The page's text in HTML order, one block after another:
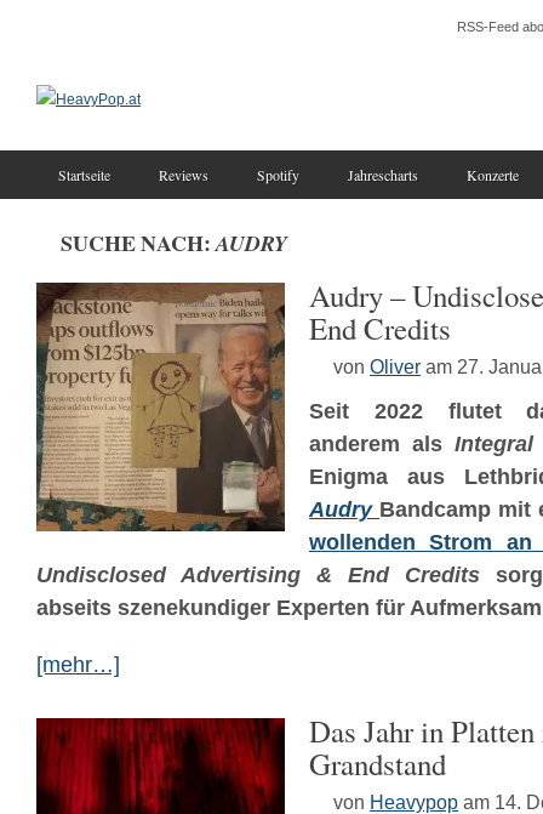
RSS-Feed
Startseite Reviews Spotify Jahrescharts Konzerte
SUCHE NACH:AUDRY
Audry –
End Credits
von Oliver am 27.
Seit 2022 flutet
anderem als Integral
Enigma aus
Audry Bandcamp mit
wollenden Strom an
Undisclosed Advertising & End Credits
abseits szenekundiger Experten für
[mehr…]
Das Jahr in
Grandstand
von Heavypop am 14.